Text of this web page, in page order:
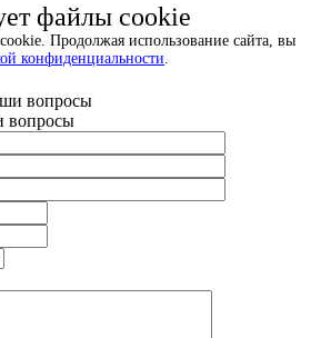
файлы cookie
Продолжая использование сайта, вы
конфиденциальности
вопросы